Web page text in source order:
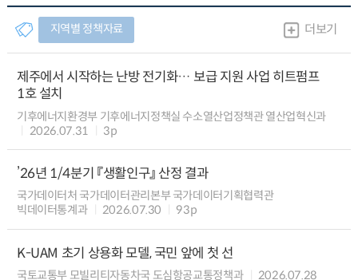
지역별 정책자료 더보기
제주에서 시작하는 난방 전기화… 보급 지원 사업 히트펌프
1호 설치
기후에너지환경부 기후에너지정책실 수소열산업정책관 열산업혁신과
2026.07.31
3p
’26년 1/4분기 『생활인구』 산정 결과
국가데이터처 국가데이터관리본부 국가데이터기획협력관
빅데이터통계과
2026.07.30 93p
K-UAM 초기 상용화 모델, 국민 앞에 첫 선
국토교통부 모빌리티자동차국 도심항공교통정책과
2026.07.28